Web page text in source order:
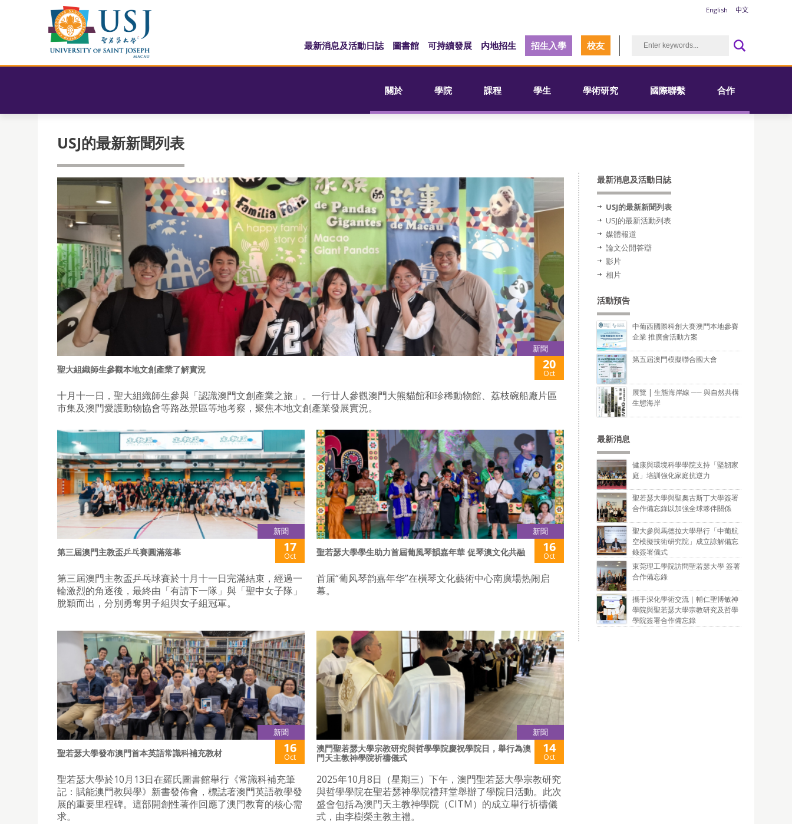
English 中文
最新消息及活動日誌 圖書館 可持續發展 内地招生 招生入學 校友
關於 學院 課程 學生 學術研究 國際聯繫 合作
USJ的最新新聞列表
新聞
聖大組織師生參觀本地文創產業了解實況 20
Oct
十月十一日，聖大組織師生參與「認識澳門文創產業之旅」。一行廿人參觀澳門大熊貓館和珍稀動物館、荔枝碗船廠片區
市集及澳門愛護動物協會等路氹景區等地考察，聚焦本地文創產業發展實況。
新聞
第三屆澳門主教盃乒乓賽圓滿落幕 17
Oct
第三屆澳門主教盃乒乓球賽於十月十一日完滿結束，經過一
輪激烈的角逐後，最終由「有請下一隊」與「聖中女子隊」
脫穎而出，分別勇奪男子組與女子組冠軍。
新聞
聖若瑟大學學生助力首屆葡風琴韻嘉年華 促琴澳文化共融 16
Oct
首届“葡风琴韵嘉年华”在橫琴文化藝術中心南廣場热闹启
幕。
新聞
聖若瑟大學發布澳門首本英語常識科補充教材 16
Oct
聖若瑟大學於10月13日在羅氏圖書館舉行《常識科補充筆
記：賦能澳門教與學》新書發佈會，標誌著澳門英語教學發
展的重要里程碑。這部開創性著作回應了澳門教育的核心需
求。
新聞
澳門聖若瑟大學宗教研究與哲學學院慶祝學院日，舉行為​澳
門天主教神學院祈禱儀式
14
Oct
2025年10月8日（星期三）下午，澳門聖若瑟大學宗教研究
與哲學學院在聖若瑟神學院禮拜堂舉辦了學院日活動。此次
盛會包括為澳門天主教神學院（CITM）的成立舉行祈禱儀
式，由李樹榮主教主禮。
最新消息及活動日誌
USJ的最新新聞列表
USJ的最新活動列表
媒體報道
論文公開答辯
影片
相片
活動預告
中葡西國際科創大賽澳門本地參賽
企業 推廣會活動方案
第五屆澳門模擬聯合國大會
展覽 | 生態海岸線 ── 與自然共構
生態海岸
最新消息
健康與環境科學學院支持「堅韌家
庭」培訓強化家庭抗逆力
聖若瑟大學與聖奧古斯丁大學簽署
合作備忘錄以加強全球夥伴關係
聖大參與馬德拉大學舉行「中葡航
空模擬技術研究院」成立諒解備忘
錄簽署儀式
東莞理工學院訪問聖若瑟大學 簽署
合作備忘錄
攜手深化學術交流｜輔仁聖博敏神
學院與聖若瑟大學宗教研究及哲學
學院簽署合作備忘錄